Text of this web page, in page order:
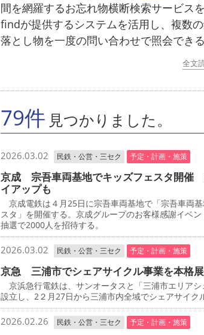
間を網羅するお忘れ物横断検索サービス
findが提供するシステムを活用し、複数
落とし物を一度の問い合わせで照会でき
全文
79件 見つかりました。
2026.03.02 民鉄・公営・三セク 予定・計画・施策
京成 宗吾車両基地でキッズフェスタ開催
イアップも
京成電鉄は４月25日に宗吾車両基地で「宗吾車両
スタ」を開催する。京成グループのお客様感謝イベン
抽選で2000人を招待する。
2026.03.02 民鉄・公営・三セク 予定・計画・施策
京急 三浦市でシェアサイクル事業を本格
京浜急行電鉄は、サンオータスと「三浦市エリア
設立し、2２月27日から三浦市内全域でシェアサイク
2026.02.26 民鉄・公営・三セク 予定・計画・施策